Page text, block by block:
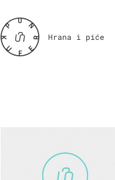
Hrana i piće